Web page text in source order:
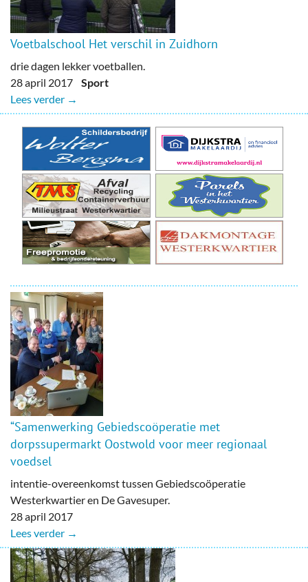
Voetbalschool Het verschil in Zuidhorn
drie dagen lekker voetballen.
28 april 2017 Sport
Lees verder →
“Samenwerking Gebiedscoöperatie met
dorpssupermarkt Oostwold voor meer regionaal
voedsel
intentie-overeenkomst tussen Gebiedscoöperatie
Westerkwartier en De Gavesuper.
28 april 2017
Lees verder →